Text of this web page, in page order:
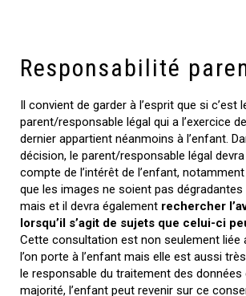
Responsabilité
Il convient de garder à l’esprit que si c’est
parent/responsable légal qui a l’exercice
dernier appartient néanmoins à l’enfant.
décision, le parent/responsable légal
compte de l’intérêt de l’enfant,
que les images ne soient pas
mais et il devra également rechercher
lorsqu’il s’agit de sujets que celui-ci
Cette consultation est non seulement liée
l’on porte à l’enfant mais elle est aussi
le responsable du traitement des données
majorité, l’enfant peut revenir sur ce